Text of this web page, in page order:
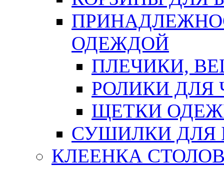
ОДЕЖДОЙ
ПЛЕЧИКИ,
РОЛИКИ ДЛЯ
ЩЕТКИ
СУШИЛКИ ДЛЯ
КЛЕЕНКА